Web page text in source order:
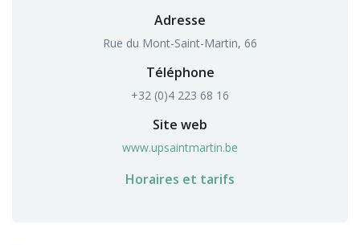
Adresse
Rue du Mont-Saint-Martin, 66
Téléphone
+32 (0)4 223 68 16
Site web
www.upsaintmartin.be
Horaires et tarifs